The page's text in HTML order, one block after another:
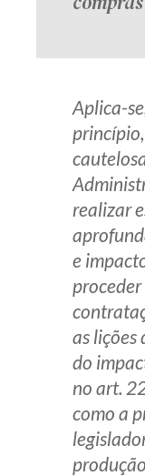
Aplica-
realizar
e
as lições
do
no art.
como a